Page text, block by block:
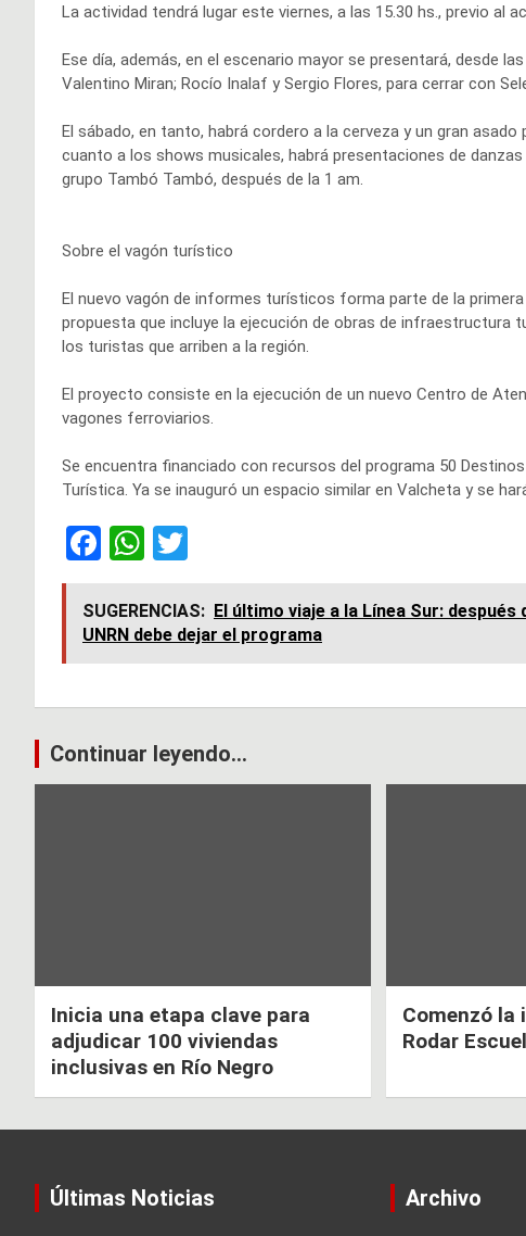
La actividad tendrá lugar este viernes, a las 15.30 hs., previo al
Ese día, además, en el escenario mayor se presentará, desde
Valentino Miran; Rocío Inalaf y Sergio Flores, para cerrar con
El sábado, en tanto, habrá cordero a la cerveza y un gran
cuanto a los shows musicales, habrá presentaciones de
grupo Tambó Tambó, después de la 1 am.
Sobre el vagón turístico
El nuevo vagón de informes turísticos forma parte de la
propuesta que incluye la ejecución de obras de infraestructura
los turistas que arriben a la región.
El proyecto consiste en la ejecución de un nuevo Centro de
vagones ferroviarios.
Se encuentra financiado con recursos del programa 50
Turística. Ya se inauguró un espacio similar en Valcheta y se
F
a
ce
b
o
k
W
h
at
s
p
p
wi
tt
er
SUGERENCIAS: El último viaje a la Línea Sur:
UNRN debe dejar el programa
Navegación
Continuar leyendo...
Inicia una etapa clave para
adjudicar 100 viviendas
inclusivas en Río Negro
Comenzó la
Rodar
Últimas Noticias Archivo